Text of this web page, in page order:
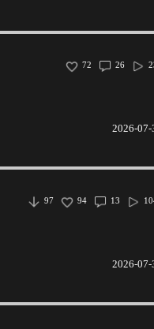
26
72
2026-07-
13
94
97
2026-07-